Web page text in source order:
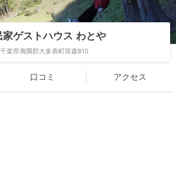
家ゲストハウス わとや
千葉県夷隅郡大多喜町筒森810
口コミ アクセス